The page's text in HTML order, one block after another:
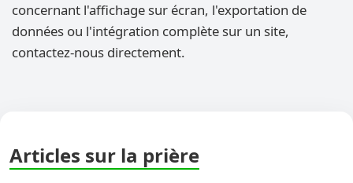
concernant l'affichage sur écran, l'exportation de
données ou l'intégration complète sur un site,
contactez-nous directement.
Articles sur la prière